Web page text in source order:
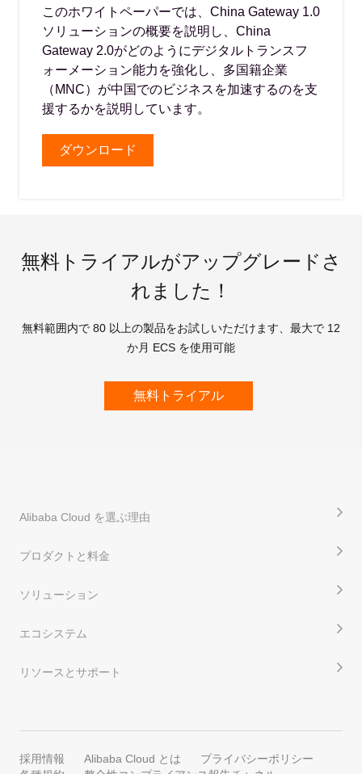
このホワイトペーパーでは、China Gateway 1.0
ソリューションの概要を説明し、China
Gateway 2.0がどのようにデジタルトランスフ
ォーメーション能力を強化し、多国籍企業
（MNC）が中国でのビジネスを加速するのを支
援するかを説明しています。
ダウンロード
無料トライアルがアップグレードさ
れました！
無料範囲内で 80 以上の製品をお試しいただけます、最大で 12
か月 ECS を使用可能
無料トライアル
Alibaba Cloud を選ぶ理由
プロダクトと料金
ソリューション
エコシステム
リソースとサポート
採用情報 Alibaba Cloud とは
プライバシーポリシー